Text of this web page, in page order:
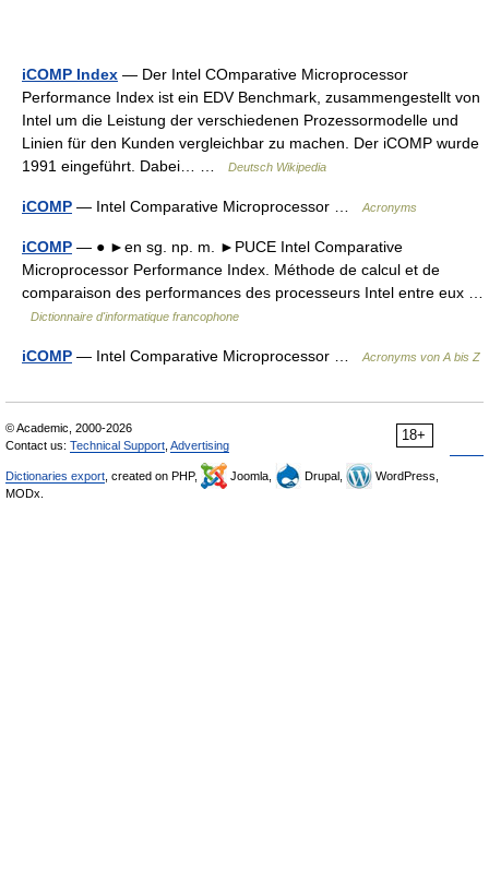
iCOMP Index — Der Intel COmparative Microprocessor
Performance Index ist ein EDV Benchmark, zusammengestellt von
Intel um die Leistung der verschiedenen Prozessormodelle und
Linien für den Kunden vergleichbar zu machen. Der iCOMP wurde
1991 eingeführt. Dabei… …
Deutsch Wikipedia
iCOMP — Intel Comparative Microprocessor … Acronyms
iCOMP — ● ►en sg. np. m. ►PUCE Intel Comparative
Microprocessor Performance Index. Méthode de calcul et de
comparaison des performances des processeurs Intel entre eux …
Dictionnaire d'informatique francophone
iCOMP — Intel Comparative Microprocessor … Acronyms von A bis Z
18+
© Academic, 2000-2026
Contact us: Technical Support Advertising
Dictionaries export , created on PHP, Joomla, Drupal,
WordPress,
MODx.